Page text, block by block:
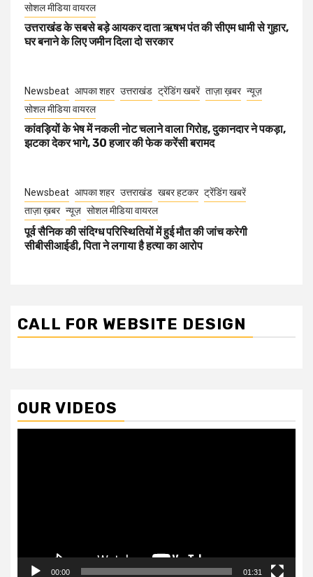
सोशल मीडिया वायरल
उत्तराखंड के सबसे बड़े आयकर दाता ऋषभ पंत की सीएम धामी से गुहार,
घर बनाने के लिए जमीन दिला दो सरकार
Newsbeat आपका शहर उत्तराखंड ट्रेंडिंग खबरें ताज़ा ख़बर न्यूज़
सोशल मीडिया वायरल
कांवड़ियों के भेष में नकली नोट चलाने वाला गिरोह, दुकानदार ने पकड़ा,
झटका देकर भागे, 30 हजार की फेक करेंसी बरामद
Newsbeat आपका शहर उत्तराखंड खबर हटकर ट्रेंडिंग खबरें
ताज़ा ख़बर न्यूज़ सोशल मीडिया वायरल
पूर्व सैनिक की संदिग्ध परिस्थितियों में हुई मौत की जांच करेगी
सीबीसीआईडी, पिता ने लगाया है हत्या का आरोप
CALL FOR WEBSITE DESIGN
OUR VIDEOS
00:00 01:31